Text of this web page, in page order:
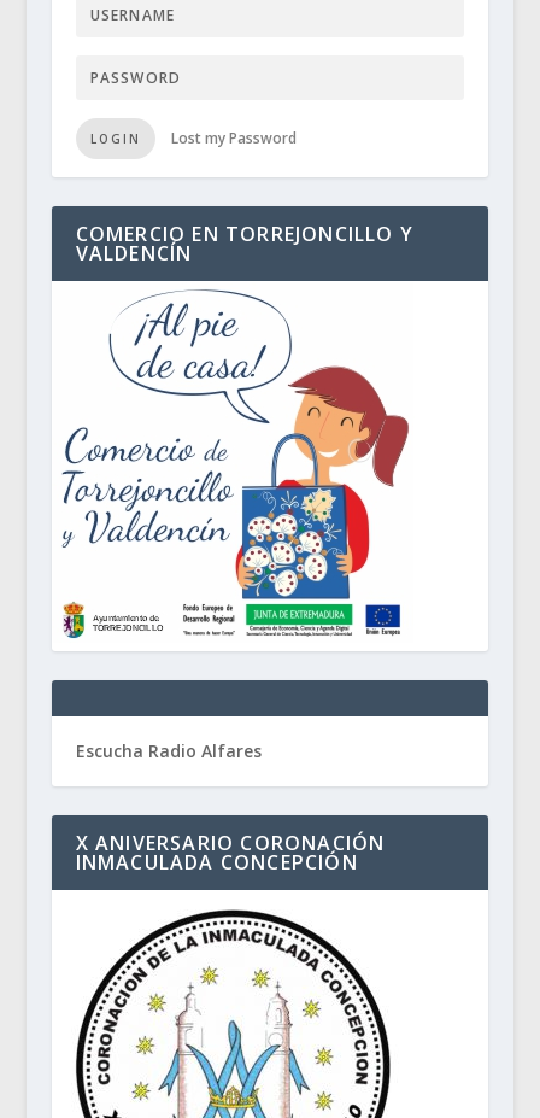
LOGIN Lost my Password
COMERCIO EN TORREJONCILLO Y
VALDENCÍN
Escucha Radio Alfares
X ANIVERSARIO CORONACIÓN
INMACULADA CONCEPCIÓN